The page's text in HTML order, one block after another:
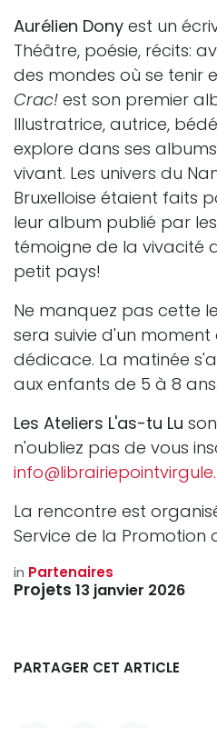
Aurélien Dony est un
Théâtre, poésie, récits:
des mondes où se tenir
Crac! est son premier
Illustratrice, autrice,
explore dans ses
vivant. Les univers du
Bruxelloise étaient faits
leur album publié par les
témoigne de la vivacité
petit pays!
Ne manquez pas cette
sera suivie d'un
dédicace. La matinée
aux enfants de 5 à 8
Les Ateliers L'as-tu Lu
n'oubliez pas de vous
La rencontre est
Service de la Promotion
in Partenaires
Projets 13 janvier 2026
PARTAGER CET ARTICLE